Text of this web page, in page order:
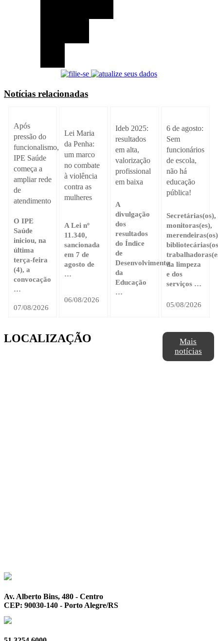
Notícias relacionadas
Após
pressão do
funcionalismo,
IPE Saúde
começa a
ampliar rede
de
atendimento
O IPE
Saúde
iniciou, na
última
terça-feira
(4), a
convocação
…
07/08/2026
Lei Maria
da Penha:
um marco
no combate
à violência
contra as
mulheres
A Lei nº
11.340,
sancionada
em 7 de
agosto de
…
06/08/2026
Ideb 2025:
resultados
em alta,
valorização
profissional
em baixa
A
divulgação
dos
resultados
do Índice
de
Desenvolvimento
da
Educação
…
6 de agosto:
Sem
funcionários
de escola,
não há
educação
pública!
Secretárias(os),
monitoras(es),
da limpeza
e dos
serviços …
05/08/2026
Mais
notícias
LOCALIZAÇÃO
Av. Alberto Bins, 480 - Centro
CEP: 90030-140 - Porto Alegre/RS